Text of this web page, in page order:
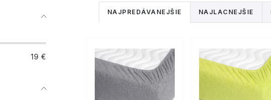
19 €
R
a
d
e
n
NAJPREDÁVANEJŠIE NAJLACNEJŠIE